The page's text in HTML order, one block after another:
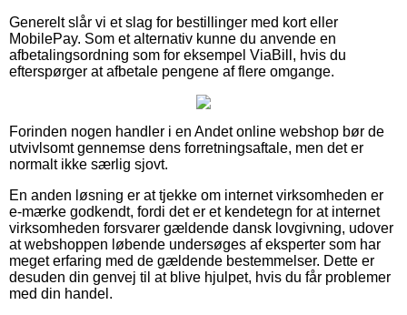
Generelt slår vi et slag for bestillinger med kort eller
MobilePay. Som et alternativ kunne du anvende en
afbetalingsordning som for eksempel ViaBill, hvis du
efterspørger at afbetale pengene af flere omgange.
Forinden nogen handler i en Andet online webshop bør de
utvivlsomt gennemse dens forretningsaftale, men det er
normalt ikke særlig sjovt.
En anden løsning er at tjekke om internet virksomheden er
e-mærke godkendt, fordi det er et kendetegn for at internet
virksomheden forsvarer gældende dansk lovgivning, udover
at webshoppen løbende undersøges af eksperter som har
meget erfaring med de gældende bestemmelser. Dette er
desuden din genvej til at blive hjulpet, hvis du får problemer
med din handel.